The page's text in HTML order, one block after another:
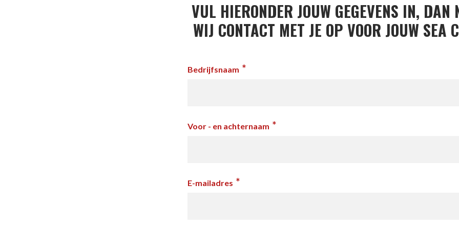
VUL HIERONDER JOUW GEGEVENS IN, DAN
WIJ CONTACT MET JE OP VOOR JOUW SEA
Bedrijfsnaam *
Voor - en achternaam *
E-mailadres *